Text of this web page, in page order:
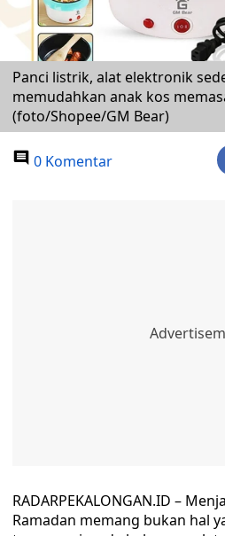
Panci listrik, alat elektronik
memudahkan anak kos
(foto/Shopee/GM Bear)
0 Komentar
RADARPEKALONGAN.ID –
Ramadan memang bukan hal